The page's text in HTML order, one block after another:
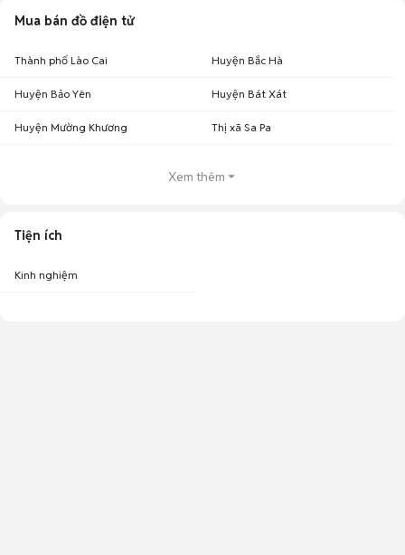
Mua bán đồ điện tử
Thành phố Lào Cai Huyện Bắc Hà
Huyện Bảo Yên Huyện Bát Xát
Huyện Mường Khương Thị xã Sa Pa
Xem thêm
Tiện ích
Kinh nghiệm